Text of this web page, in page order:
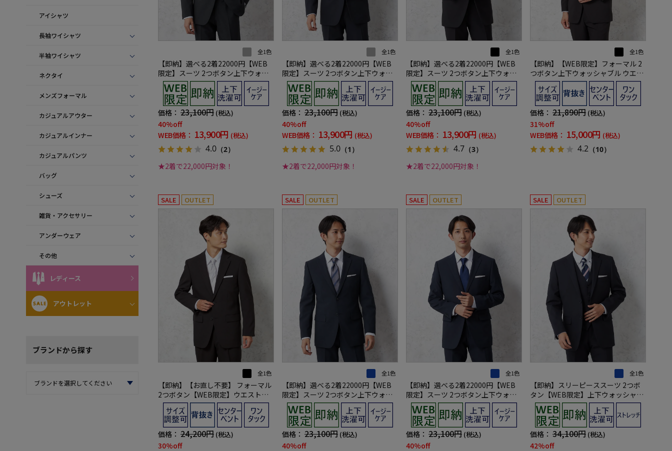
アイシャツ
長袖ワイシャツ
半袖ワイシャツ
ネクタイ
メンズフォーマル
カジュアルアウター
カジュアルインナー
カジュアルパンツ
バッグ
シューズ
雑貨・アクセサリー
アンダーウェア
その他
レディース
アウトレット
ブランドから探す
全1色
【即納】選べる2着22000円【WEB
限定】スーツ 2つボタン上下ウォッ
シャブル グレー 小柄 3シーズン対応
価格： 23,100円 (税込)
40%off
WEB価格： 13,900円 (税込)
4.0 （2）
★2着で22,000円対象！
全1色
【即納】選べる2着22000円【WEB
限定】スーツ 2つボタン上下ウォッ
シャブル グレー 織柄無地 3シーズン
対応
価格： 23,100円 (税込)
40%off
WEB価格： 13,900円 (税込)
5.0 （1）
★2着で22,000円対象！
全1色
【即納】選べる2着22000円【WEB
限定】スーツ 2つボタン上下ウォッ
シャブル ブラック ストライプ 3シー
ズン対応
価格： 23,100円 (税込)
40%off
WEB価格： 13,900円 (税込)
4.7 （3）
★2着で22,000円対象！
全1色
【即納】【WEB限定】フォーマル 2
つボタン上下ウォッシャブル ウエス
トアジャスター仕様 黒無地 通年 礼
服
価格： 21,890円 (税込)
31%off
WEB価格： 15,000円 (税込)
4.2 （10）
SALE OUTLET
全1色
【即納】【お直し不要】 フォーマル
2つボタン【WEB限定】ウエスト・
裾サイズ調整可能 上下ウォッシャブ
ル 黒無地 通年 礼服
価格： 24,200円 (税込)
30%off
SALE OUTLET
全1色
【即納】選べる2着22000円【WEB
限定】スーツ 2つボタン上下ウォッ
シャブル ネイビー 小柄 3シーズン対
応
価格： 23,100円 (税込)
40%off
SALE OUTLET
全1色
【即納】選べる2着22000円【WEB
限定】スーツ 2つボタン上下ウォッ
シャブル ネイビー ストライプ 3シー
ズン対応
価格： 23,100円 (税込)
40%off
SALE OUTLET
全1色
【即納】スリーピーススーツ 2つボ
タン【WEB限定】上下ウォッシャブ
ル ネイビー シャドウストライプ 3シ
ーズン対応
価格： 34,100円 (税込)
42%off